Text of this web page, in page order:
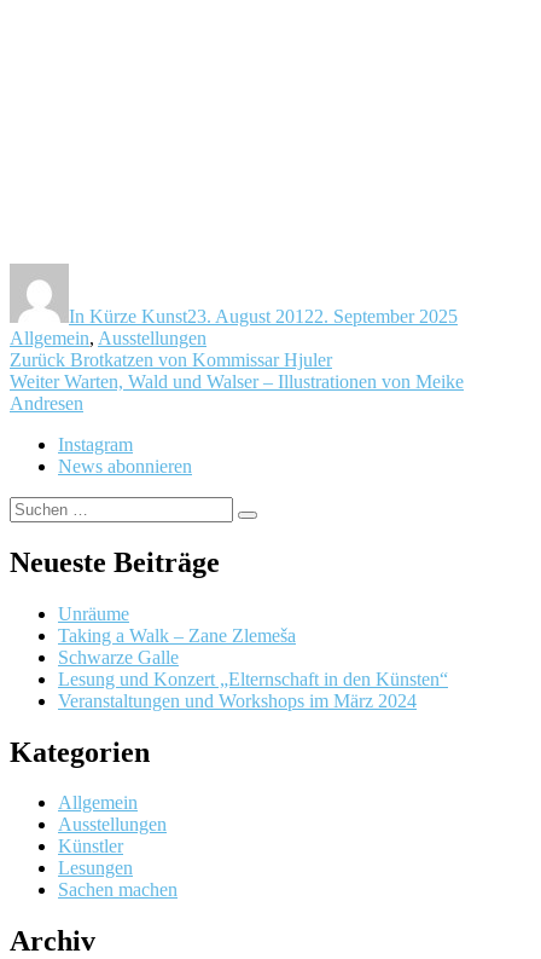
In Kürze Kunst23. August 20122. September 2025
Allgemein, Ausstellungen
Beitragsnavigation
Zurück Vorheriger
Beitrag:
Brotkatzen von Kommissar Hjuler
Weiter Nächster
Beitrag:
Warten, Wald und Walser – Illustrationen von Meike
Andresen
Instagram
News abonnieren
Suchen
nach:
Suchen
Neueste Beiträge
Unräume
Taking a Walk – Zane Zlemeša
Schwarze Galle
Lesung und Konzert „Elternschaft in den Künsten“
Veranstaltungen und Workshops im März 2024
Kategorien
Allgemein
Ausstellungen
Künstler
Lesungen
Sachen machen
Archiv